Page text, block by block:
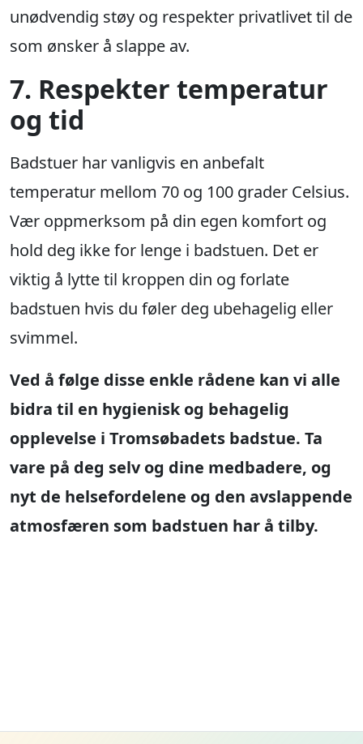
unødvendig støy og respekter privatlivet til de
som ønsker å slappe av.
7. Respekter temperatur
og tid
Badstuer har vanligvis en anbefalt
temperatur mellom 70 og 100 grader Celsius.
Vær oppmerksom på din egen komfort og
hold deg ikke for lenge i badstuen. Det er
viktig å lytte til kroppen din og forlate
badstuen hvis du føler deg ubehagelig eller
svimmel.
Ved å følge disse enkle rådene kan vi alle
bidra til en hygienisk og behagelig
opplevelse i Tromsøbadets badstue. Ta
vare på deg selv og dine medbadere, og
nyt de helsefordelene og den avslappende
atmosfæren som badstuen har å tilby.